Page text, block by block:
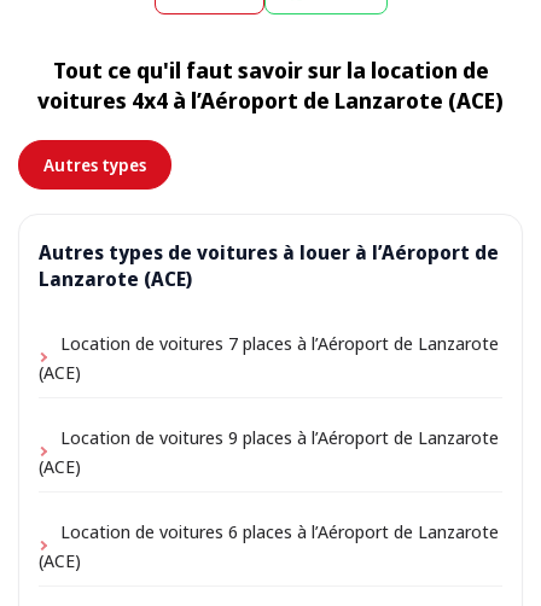
exact est affiché lors de la réservation.
endroit à la fin de la location. Choisissez simplement
en charge lors de la réservation ; selon l’emplacement,
de petits frais de livraison peuvent s’appliquer,
toujours indiqués à l’avance.
Tout ce qu'il faut savoir sur la location de
voitures 4x4 à l’Aéroport de Lanzarote (ACE)
Autres types
Autres types de voitures à louer à l’Aéroport de
Lanzarote (ACE)
Location de voitures 7 places à l’Aéroport de Lanzarote
(ACE)
Location de voitures 9 places à l’Aéroport de Lanzarote
(ACE)
Location de voitures 6 places à l’Aéroport de Lanzarote
(ACE)